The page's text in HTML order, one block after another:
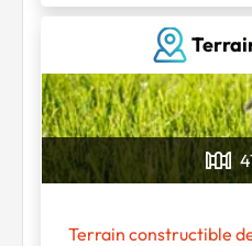
Terrain constructible